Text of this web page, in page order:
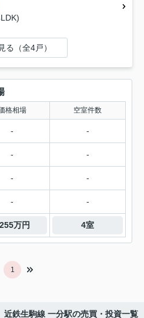
る（全4戸）
格相場 空室件数
- -
- -
- -
- -
万円 4室
1
近鉄生駒線 一分駅の売買・投資一覧